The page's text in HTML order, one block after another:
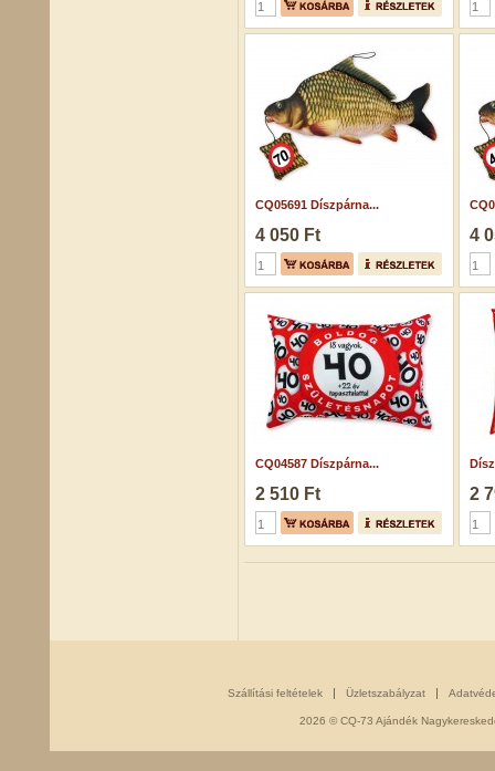
CQ05691 Díszpárna...
4 050 Ft 4
CQ04587 Díszpárna...
2 510 Ft 2
Szállítási feltételek Üzletszabályzat
2026 © CQ-73 Ajándék